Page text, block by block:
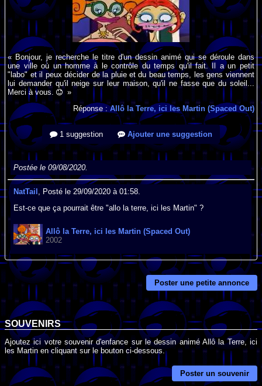
« Bonjour, je recherche le titre d'un dessin animé qui se déroule dans
une ville où un homme à le contrôle du temps qu'il fait. Il a un petit
"labo" et il peux décider de la pluie et du beau temps, les gens viennent
lui demander qu'il neige sur leur maison, qu'il ne fasse que du soleil...
Merci à vous.
»
Réponse :Allô la Terre, ici les Martin (Spaced Out)
1 suggestion Ajouter une suggestion
Postée le 09/08/2020.
NatTail , Posté le 29/09/2020 à 01:58.
Est-ce que ça pourrait être "allo la terre, ici les Martin" ?
Allô la Terre, ici les Martin (Spaced Out)
2002
Poster une petite annonce
SOUVENIRS
Ajoutez ici votre souvenir d'enfance sur le dessin animé Allô la Terre, ici
les Martin en cliquant sur le bouton ci-dessous.
Poster un souvenir